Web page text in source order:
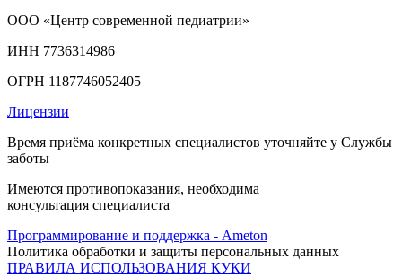
ООО «Центр современной педиатрии»
ИНН 7736314986
ОГРН 1187746052405
Лицензии
Время приёма конкретных специалистов уточняйте у Службы
заботы
Имеются противопоказания, необходима
консультация специалиста
Программирование и поддержка - Ameton
Политика обработки и защиты персональных данных
ПРАВИЛА ИСПОЛЬЗОВАНИЯ КУКИ